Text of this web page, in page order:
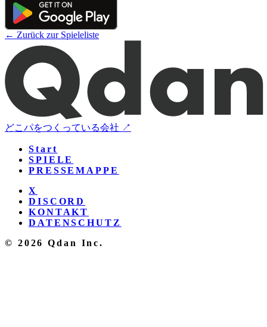
← Zurück zur Spieleliste
どこパをつくっている会社 ↗
Start
SPIELE
PRESSEMAPPE
X
DISCORD
KONTAKT
DATENSCHUTZ
© 2026 Qdan Inc.